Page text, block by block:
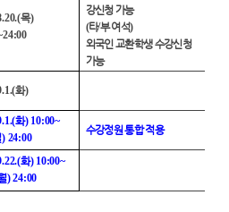
목)
강신청 가능
(타/부 여석)
외국인 교환학생 수강신청
가능
화)
화) 10:00~
) 24:00
수강정원 통합 적용
화) 10:00~
) 24:00